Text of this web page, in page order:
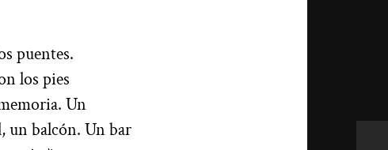
puentes.
los pies
Un
un balcón. Un bar